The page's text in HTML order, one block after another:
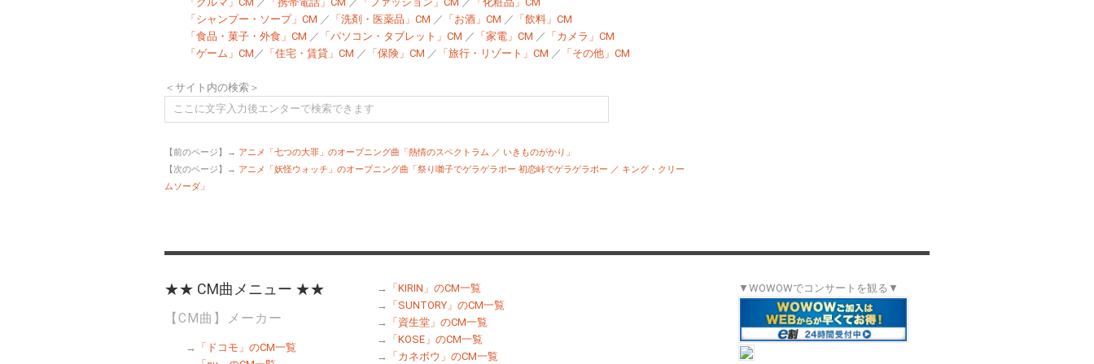
「シャンプー・ソープ」CM ／ 「洗剤・医薬品」CM ／ 「お酒」CM ／ 「飲料」CM
「食品・菓子・外食」CM ／ 「パソコン・タブレット」CM ／ 「家電」CM ／ 「カメラ」CM
「ゲーム」CM ／ 「住宅・賃貸」CM ／ 「保険」CM ／ 「旅行・リゾート」CM ／ 「その他」CM
＜サイト内の検索＞
【前のページ】→ アニメ「七つの大罪」のオープニング曲「熱情のスペクトラム ／ いきものがかり」
【次のページ】→ アニメ「妖怪ウォッチ」のオープニング曲「祭り囃子でゲラゲラポー 初恋峠でゲラゲラポー ／ キング・クリー
ムソーダ」
★★ CM曲メニュー ★★
【CM曲】メーカー
→
「ドコモ」のCM一覧
→
「KIRIN」のCM一覧
→
「SUNTORY」のCM一覧
→
「資生堂」のCM一覧
→
「KOSE」のCM一覧
→
「カネボウ」のCM一覧
▼WOWOWでコンサートを観る▼